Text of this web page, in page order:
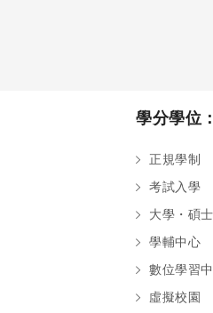
學分學位：
正規學制
考試入學
大學・碩
學輔中心
數位學習
虛擬校園